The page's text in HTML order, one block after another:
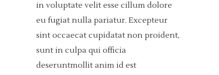
in voluptate velit esse cillum dolore
eu fugiat nulla pariatur. Excepteur
sint occaecat cupidatat non proident,
sunt in culpa qui officia
deseruntmollit anim id est